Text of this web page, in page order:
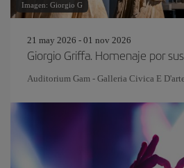
Imagen: Giorgio G
21 may 2026 - 01 nov 2026
Giorgio Griffa. Homenaje por
Auditorium Gam - Galleria Civica E